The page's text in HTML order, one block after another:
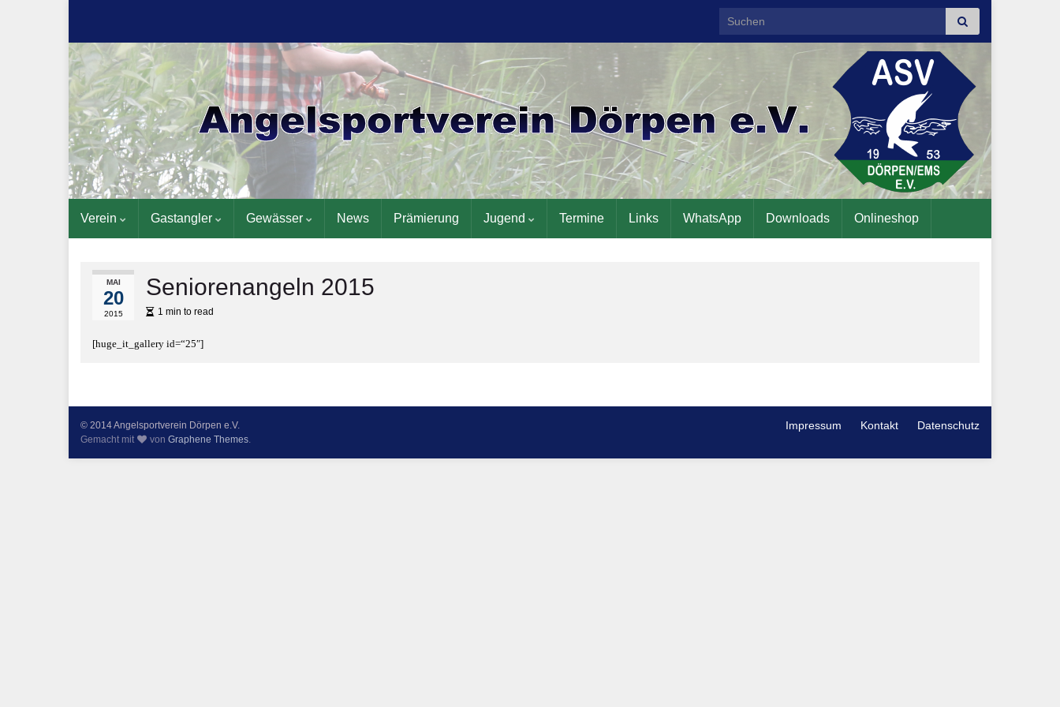
Search for:
Verein Gastangler Gewässer News Prämierung Jugend Termine Links WhatsApp Downloads Onlineshop
MAI
20
2015
Seniorenangeln 2015
1 min to read
[huge_it_gallery id=“25″]
Impressum Kontakt Datenschutz
© 2014 Angelsportverein Dörpen e.V.
Gemacht mit
vonGraphene Themes